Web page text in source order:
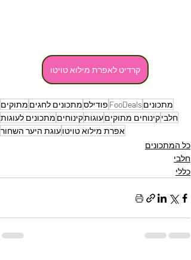
קרדיט לאפרת מילוא טויטו
מתכונים FooDeals פודילסמתכונים לחגים מתוקים
חלביקינוחים מתוקיםעוגותקינוחים מתכונים לעוגות
אפרת מילוא טויטועוגת היער השחור
כל המתכונים
חלבי
כללי